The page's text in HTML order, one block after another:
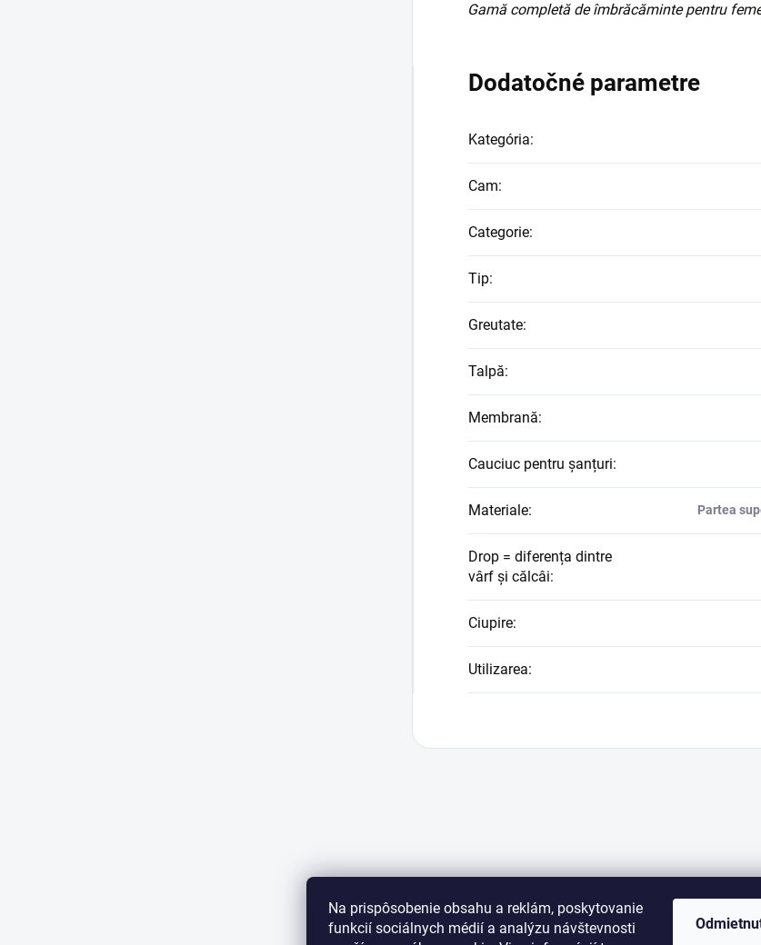
Na prispôsobenie obsahu a reklám, poskytovanie
funkcií sociálnych médií a analýzu návštevnosti
Gamă completă de îmbrăcăminte pentru
Dodatočné parametre
Kategória:
Cam:
Categorie:
Tip:
Greutate:
Talpă:
Membrană:
Cauciuc pentru șanțuri:
Materiale: Partea
Drop = diferența dintre
vârf și călcâi:
Ciupire:
Utilizarea: